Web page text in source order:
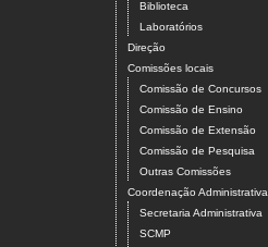
Biblioteca
Laboratórios
Direção
Comissões locais
Comissão de Concursos
Comissão de Ensino
Comissão de Extensão
Comissão de Pesquisa
Outras Comissões
Coordenação Administrativa
Secretaria Administrativa
SCMP